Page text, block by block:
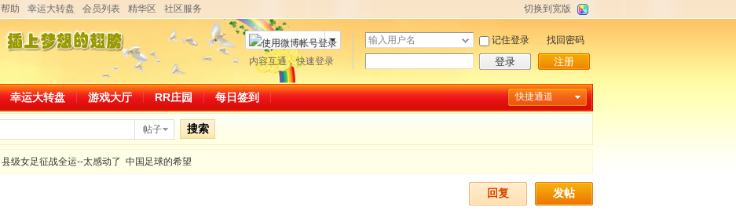
切换到宽版
帮助 幸运大转盘 会员列表 精华区 社区服务
用
户
名
码
记住登录
登录
找回密码
注册
微博帐号登录
内容互通，快速登录
快捷通道
幸运大转盘 游戏大厅 RR庄园 每日签到
帖子 搜索
县级女足征战全运--太感动了 中国足球的希望
发帖
回复